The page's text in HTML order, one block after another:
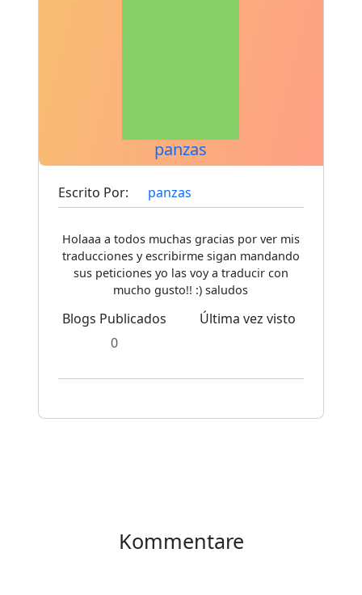
panzas
Escrito Por: panzas
Holaaa a todos muchas gracias por ver mis
traducciones y escribirme sigan mandando
sus peticiones yo las voy a traducir con
mucho gusto!! :) saludos
Blogs Publicados
0
Última vez visto
Kommentare